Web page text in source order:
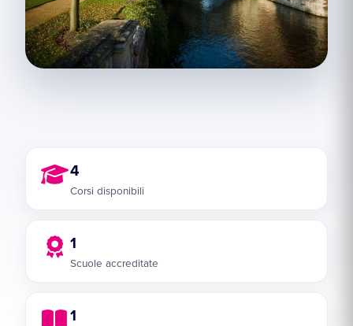
4
Corsi disponibili
1
Scuole accreditate
1